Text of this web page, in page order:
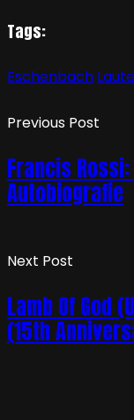
Tags:
Eschenbach
Previous Post
Francis
Autobiografie
Next Post
Lamb Of God
(15th